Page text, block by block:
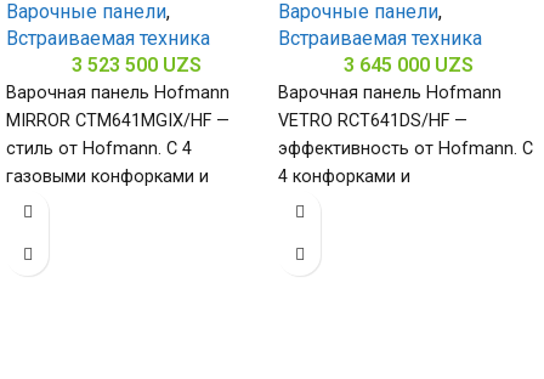
Варочные панели,
Встраиваемая техника
3 523 500 UZS
Варочная панель Hofmann
MIRROR CTM641MGIX/HF —
стиль от Hofmann. С 4
газовыми конфорками и
поверхностью из
(габариты 65
Варочные панели,
Встраиваемая техника
3 645 000 UZS
Варочная панель Hofmann
VETRO RCT641DS/HF —
эффективность от Hofmann. С
4 конфорками и
стеклокерамической
580 х